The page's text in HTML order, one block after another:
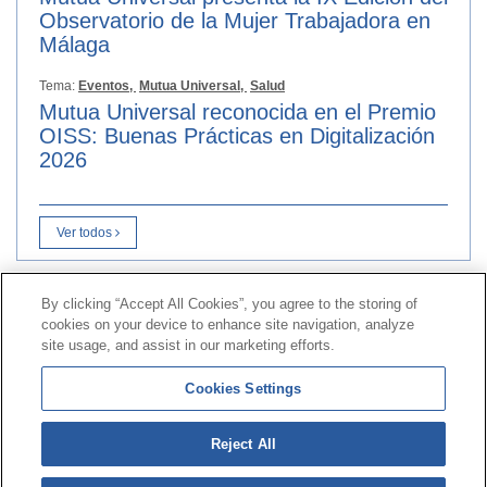
Observatorio de la Mujer Trabajadora en
Málaga
Tema: Eventos, Mutua Universal, Salud
Mutua Universal reconocida en el Premio
OISS: Buenas Prácticas en Digitalización
2026
Ver todos
Contacto|Perfil do contratante|Reclamacións
Liña Universal 900 203 203
|
Zona Privada Comisión de
Prestacións Especiais|Zona Privada Provedor Sanitario
© Mutua Universal 2026| Mapa do sitio | Aviso legal |
Política de Protección de Datos
cookies
By clicking “Accept All Cookies”, you agree to the storing of
cookies on your device to enhance site navigation, analyze
site usage, and assist in our marketing efforts.
Cookies Settings
Reject All